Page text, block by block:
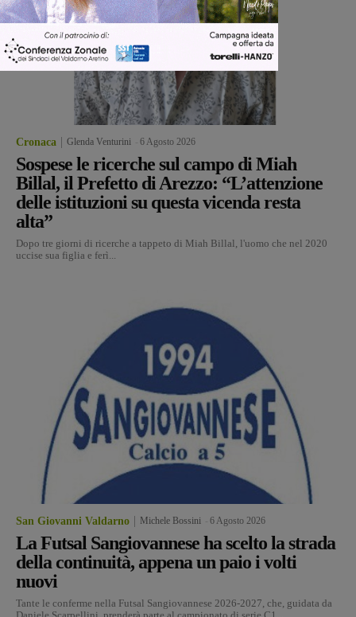
Cronaca Glenda Venturini 6 Agosto 2026
Sospese le ricerche sul campo di Miah
Billal, il Prefetto di Arezzo: “L’attenzione
delle istituzioni su questa vicenda resta
alta”
Dopo tre giorni di ricerche a tappeto di Miah Billal, l'uomo che nel 2020
uccise sua figlia e ferì...
San Giovanni Valdarno Michele Bossini 6 Agosto 2026
La Futsal Sangiovannese ha scelto la strada
della continuità, appena un paio i volti
nuovi
Tante le conferme nella Futsal Sangiovannese 2026-2027, che, guidata da